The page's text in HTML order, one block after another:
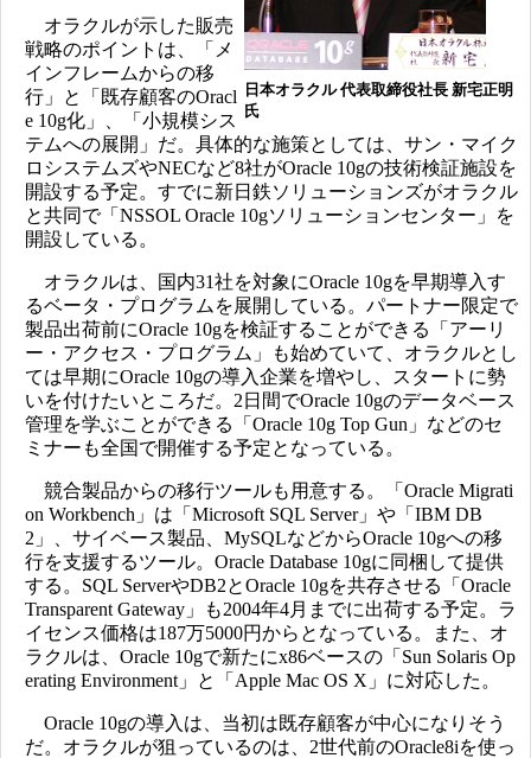
日本オラクル 代表取締役社長 新宅正明
氏
オラクルが示した販売
戦略のポイントは、「メ
インフレームからの移
行」と「既存顧客のOracl
e 10g化」、「小規模シス
テムへの展開」だ。具体的な施策としては、サン・マイク
ロシステムズやNECなど8社がOracle 10gの技術検証施設を
開設する予定。すでに新日鉄ソリューションズがオラクル
と共同で「NSSOL Oracle 10gソリューションセンター」を
開設している。
オラクルは、国内31社を対象にOracle 10gを早期導入す
るベータ・プログラムを展開している。パートナー限定で
製品出荷前にOracle 10gを検証することができる「アーリ
ー・アクセス・プログラム」も始めていて、オラクルとし
ては早期にOracle 10gの導入企業を増やし、スタートに勢
いを付けたいところだ。2日間でOracle 10gのデータベース
管理を学ぶことができる「Oracle 10g Top Gun」などのセ
ミナーも全国で開催する予定となっている。
競合製品からの移行ツールも用意する。「Oracle Migrati
on Workbench」は「Microsoft SQL Server」や「IBM DB
2」、サイベース製品、MySQLなどからOracle 10gへの移
行を支援するツール。Oracle Database 10gに同梱して提供
する。SQL ServerやDB2とOracle 10gを共存させる「Oracle
Transparent Gateway」も2004年4月までに出荷する予定。ラ
イセンス価格は187万5000円からとなっている。また、オ
ラクルは、Oracle 10gで新たにx86ベースの「Sun Solaris Op
erating Environment」と「Apple Mac OS X」に対応した。
Oracle 10gの導入は、当初は既存顧客が中心になりそう
だ。オラクルが狙っているのは、2世代前のOracle8iを使っ